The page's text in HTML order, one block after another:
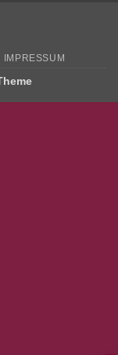
IMPRESSUM